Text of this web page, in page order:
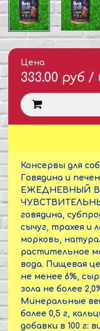
Цена
333.00 руб
Консервы для
Говядина и
ЕЖЕДНЕВНЫЙ
говядина,
сычуг, трахея и
морковь,
растительное
вода. Пищевая
не менее 6%,
зола не более
Минеральные
более 0,5 г,
добавки в 100 г: